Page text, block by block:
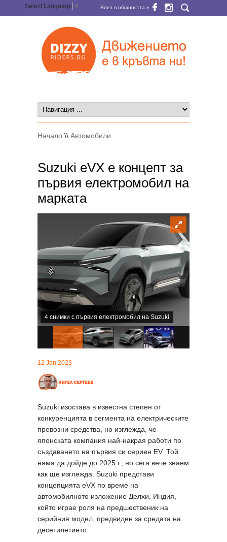
Select Language ▼ Влез в общността »
Начало \\ Автомобили
Suzuki eVX е концепт за
първия електромобил на
марката
4 снимки с първия електромобил на Suzuki
12 Jan 2023
Suzuki изостава в известна степен от
конкуренцията в сегмента на електрическите
превозни средства, но изглежда, че
японската компания най-накрая работи по
създаването на първия си сериен EV. Той
няма да дойде до 2025 г., но сега вече знаем
как ще изглежда. Suzuki представи
концепцията eVX по време на
автомобилното изложение Делхи, Индия,
който играе роля на предшественик на
серийния модел, предвиден за средата на
десетилетието.